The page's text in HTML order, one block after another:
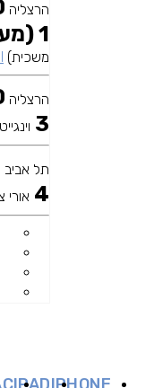
הרצליה
1 (מעבדה ראשית)
משכית)
הרצליה
3 וינגייט 42, כיכר דה שליט
תל אביב
4 אורי